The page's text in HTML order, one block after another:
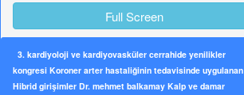
Full Screen
3. kardiyoloji ve kardiyovasküler cerrahide yenilikler
kongresi Koroner arter hastaliğinin tedavisinde uygulanan
Hibrid girişimler Dr. mehmet balkamay Kalp ve damar